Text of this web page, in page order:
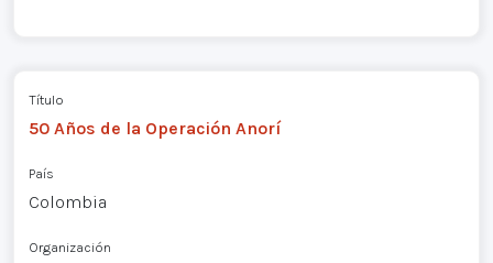
Título
50 Años de la Operación Anorí
País
Colombia
Organización